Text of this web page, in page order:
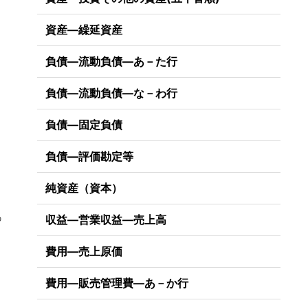
資産―繰延資産
負債―流動負債―あ－た行
負債―流動負債―な－わ行
負債―固定負債
負債―評価勘定等
純資産（資本）
収益―営業収益―売上高
費用―売上原価
費用―販売管理費―あ－か行